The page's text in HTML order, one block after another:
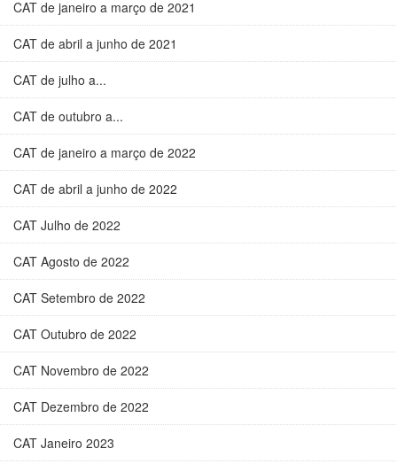
CAT de janeiro a março de 2021
CAT de abril a junho de 2021
CAT de julho a...
CAT de outubro a...
CAT de janeiro a março de 2022
CAT de abril a junho de 2022
CAT Julho de 2022
CAT Agosto de 2022
CAT Setembro de 2022
CAT Outubro de 2022
CAT Novembro de 2022
CAT Dezembro de 2022
CAT Janeiro 2023